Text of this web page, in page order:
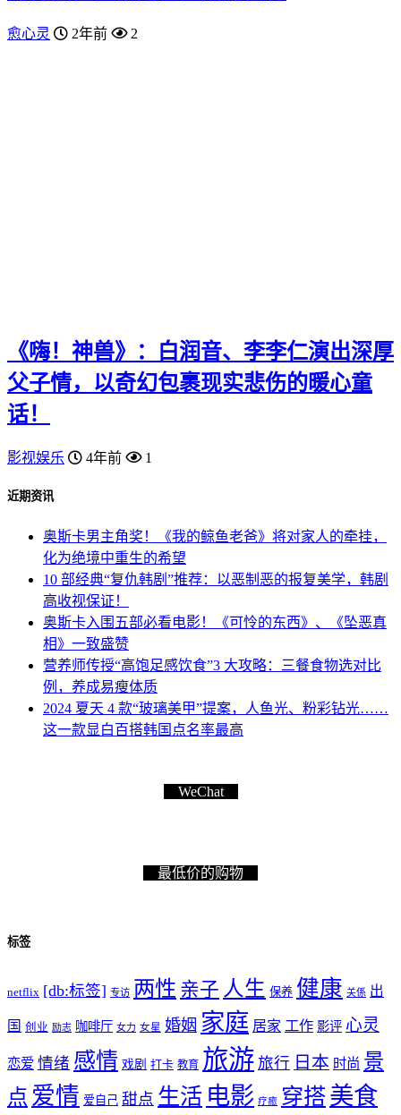
愈心灵 2年前 2
《嗨！神兽》：白润音、李李仁演出深厚
父子情，以奇幻包裹现实悲伤的暖心童
话！
影视娱乐 4年前 1
近期资讯
奥斯卡男主角奖！《我的鲸鱼老爸》将对家人的牵挂，
化为绝境中重生的希望
10 部经典“复仇韩剧”推荐：以恶制恶的报复美学，韩剧
高收视保证！
奥斯卡入围五部必看电影！《可怜的东西》、《坠恶真
相》一致盛赞
营养师传授“高饱足感饮食”3 大攻略：三餐食物选对比
例，养成易瘦体质
2024 夏天 4 款“玻璃美甲”提案，人鱼光、粉彩钻光……
这一款显白百搭韩国点名率最高
WeChat
最低价的购物
标签
netflix [db:标签] 专访 两性 亲子 人生 保养 健康 关係 出
国 创业 励志 咖啡厅 女力 女星 婚姻 家庭 居家 工作 影评 心灵
恋爱 情绪 感情 戏剧 打卡 教育 旅游 旅行 日本 时尚 景
点 爱情 爱自己 甜点 生活 电影 疗癒 穿搭美食